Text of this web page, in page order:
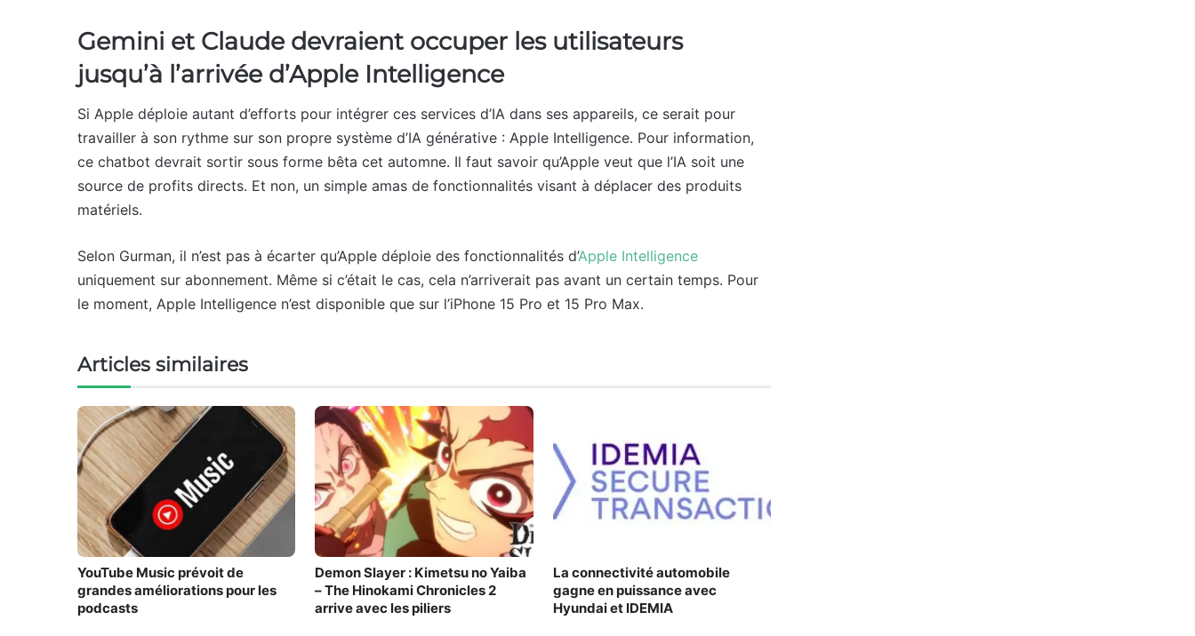
Gemini et Claude devraient occuper les utilisateurs
jusqu’à l’arrivée d’Apple Intelligence
Si Apple déploie autant d’efforts pour intégrer ces services d’IA dans ses appareils, ce serait pour
travailler à son rythme sur son propre système d’IA générative : Apple Intelligence. Pour information,
ce chatbot devrait sortir sous forme bêta cet automne. Il faut savoir qu’Apple veut que l’IA soit une
source de profits directs. Et non, un simple amas de fonctionnalités visant à déplacer des produits
matériels.
Selon Gurman, il n’est pas à écarter qu’Apple déploie des fonctionnalités d’Apple Intelligence
uniquement sur abonnement. Même si c’était le cas, cela n’arriverait pas avant un certain temps. Pour
le moment, Apple Intelligence n’est disponible que sur l’iPhone 15 Pro et 15 Pro Max.
Articles similaires
YouTube Music prévoit de
grandes améliorations pour les
podcasts
Demon Slayer : Kimetsu no Yaiba
– The Hinokami Chronicles 2
arrive avec les piliers
La connectivité automobile
gagne en puissance avec
Hyundai et IDEMIA